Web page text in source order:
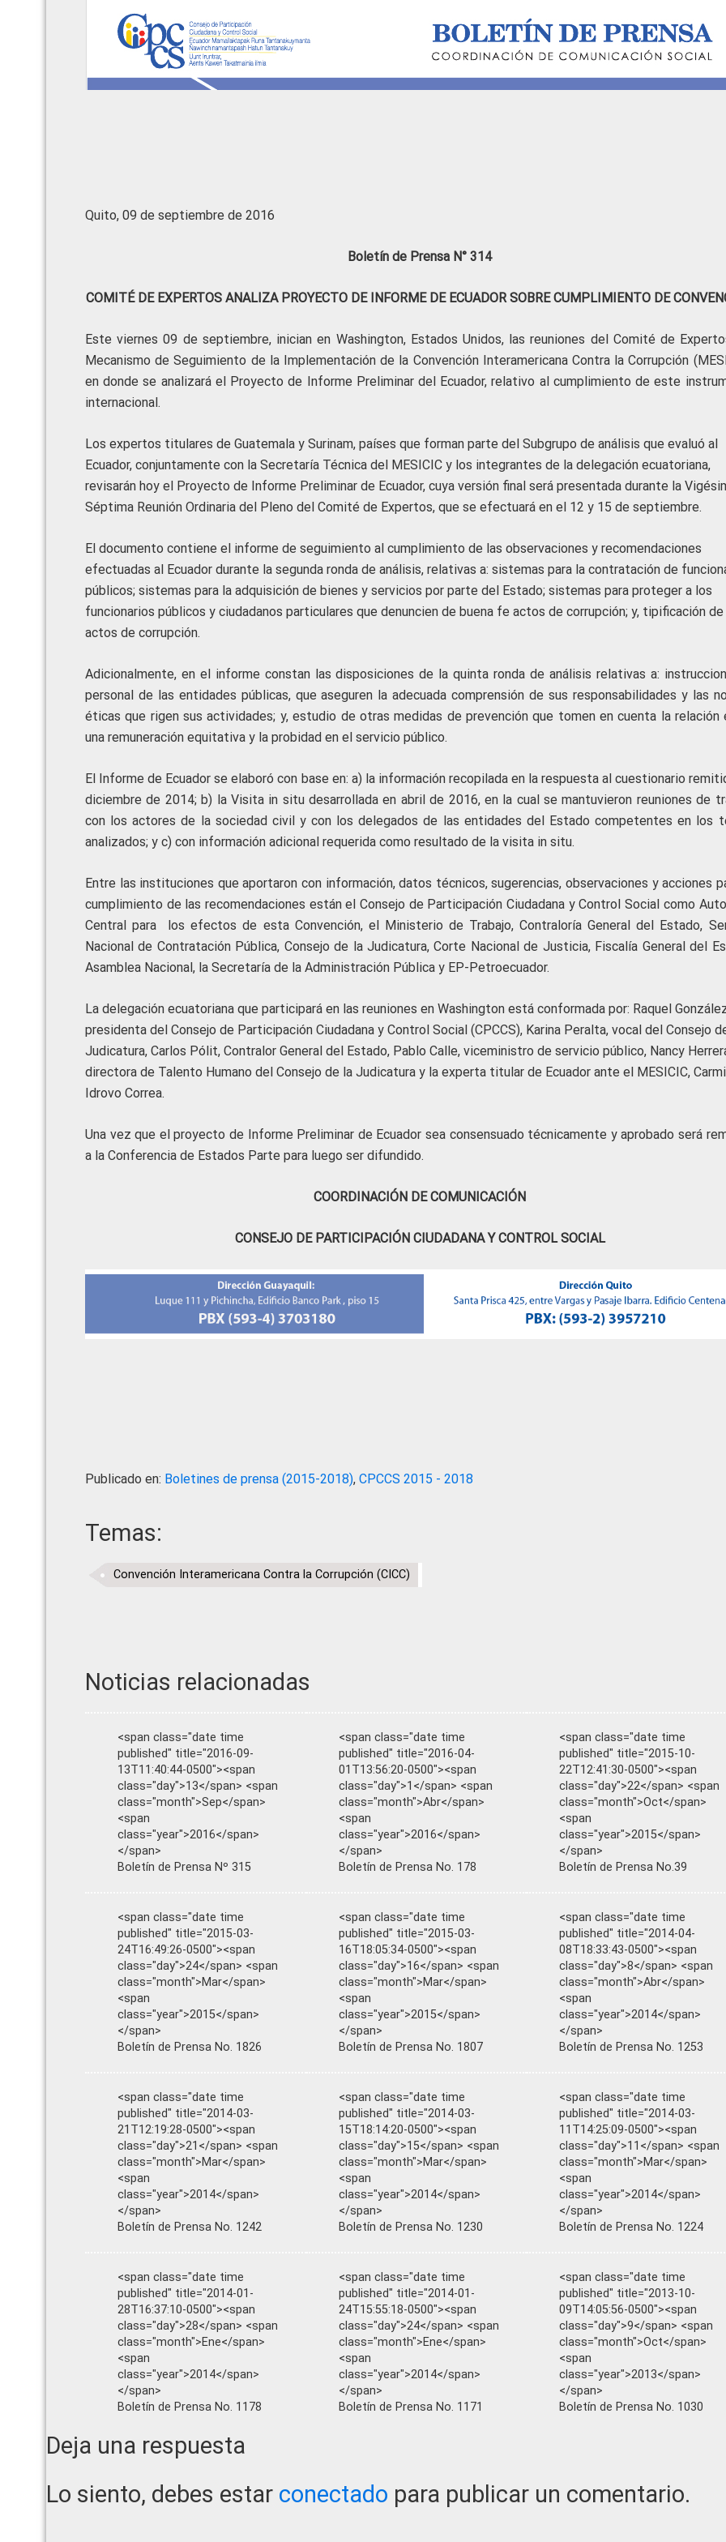
Quito, 09 de septiembre de 2016
Boletín de Prensa N° 314
COMITÉ DE EXPERTOS ANALIZA PROYECTO DE INFORME DE ECUADOR SOBRE CUMPLIMIENTO DE
Este viernes 09 de septiembre, inician en Washington, Estados Unidos, las reuniones del Comité de
Mecanismo de Seguimiento de la Implementación de la Convención Interamericana Contra la Corrupción
en donde se analizará el Proyecto de Informe Preliminar del Ecuador, relativo al cumplimiento de este
internacional.
Los expertos titulares de Guatemala y Surinam, países que forman parte del Subgrupo de análisis que evaluó al
Ecuador, conjuntamente con la Secretaría Técnica del MESICIC y los integrantes de la delegación ecuatoriana,
revisarán hoy el Proyecto de Informe Preliminar de Ecuador, cuya versión final será presentada durante la
Séptima Reunión Ordinaria del Pleno del Comité de Expertos, que se efectuará en el 12 y 15 de septiembre.
El documento contiene el informe de seguimiento al cumplimiento de las observaciones y recomendaciones
efectuadas al Ecuador durante la segunda ronda de análisis, relativas a: sistemas para la contratación de
públicos; sistemas para la adquisición de bienes y servicios por parte del Estado; sistemas para proteger a los
funcionarios públicos y ciudadanos particulares que denuncien de buena fe actos de corrupción; y, tipificación de
actos de corrupción.
Adicionalmente, en el informe constan las disposiciones de la quinta ronda de análisis relativas a:
personal de las entidades públicas, que aseguren la adecuada comprensión de sus responsabilidades y las
éticas que rigen sus actividades; y, estudio de otras medidas de prevención que tomen en cuenta la relación
una remuneración equitativa y la probidad en el servicio público.
El Informe de Ecuador se elaboró con base en: a) la información recopilada en la respuesta al cuestionario
diciembre de 2014; b) la Visita in situ desarrollada en abril de 2016, en la cual se mantuvieron reuniones de
con los actores de la sociedad civil y con los delegados de las entidades del Estado competentes en los
analizados; y c) con información adicional requerida como resultado de la visita in situ.
Entre las instituciones que aportaron con información, datos técnicos, sugerencias, observaciones y acciones
cumplimiento de las recomendaciones están el Consejo de Participación Ciudadana y Control Social como
Central para los efectos de esta Convención, el Ministerio de Trabajo, Contraloría General del Estado,
Nacional de Contratación Pública, Consejo de la Judicatura, Corte Nacional de Justicia, Fiscalía General del
Asamblea Nacional, la Secretaría de la Administración Pública y EP-Petroecuador.
La delegación ecuatoriana que participará en las reuniones en Washington está conformada por: Raquel
presidenta del Consejo de Participación Ciudadana y Control Social (CPCCS), Karina Peralta, vocal del Consejo
Judicatura, Carlos Pólit, Contralor General del Estado, Pablo Calle, viceministro de servicio público, Nancy
directora de Talento Humano del Consejo de la Judicatura y la experta titular de Ecuador ante el MESICIC,
Idrovo Correa.
Una vez que el proyecto de Informe Preliminar de Ecuador sea consensuado técnicamente y aprobado será
a la Conferencia de Estados Parte para luego ser difundido.
COORDINACIÓN DE COMUNICACIÓN
CONSEJO DE PARTICIPACIÓN CIUDADANA Y CONTROL SOCIAL
Publicado en: Boletines de prensa (2015-2018), CPCCS 2015 - 2018
Temas:
Convención Interamericana Contra la Corrupción (CICC)
Noticias relacionadas
<span class="date time
published" title="2016-09-
13T11:40:44-0500"><span
class="day">13</span> <span
class="month">Sep</span>
<span
class="year">2016</span>
</span>
Boletín de Prensa Nº 315
<span class="date time
published" title="2016-04-
01T13:56:20-0500"><span
class="day">1</span> <span
class="month">Abr</span>
<span
class="year">2016</span>
</span>
Boletín de Prensa No. 178
<span class="date time
published" title="2015-10-
22T12:41:30-0500"><span
class="day">22</span> <span
class="month">Oct</span>
<span
class="year">2015</span>
</span>
Boletín de Prensa No.39
<span class="date time
published" title="2015-03-
24T16:49:26-0500"><span
class="day">24</span> <span
class="month">Mar</span>
<span
class="year">2015</span>
</span>
Boletín de Prensa No. 1826
<span class="date time
published" title="2015-03-
16T18:05:34-0500"><span
class="day">16</span> <span
class="month">Mar</span>
<span
class="year">2015</span>
</span>
Boletín de Prensa No. 1807
<span class="date time
published" title="2014-04-
08T18:33:43-0500"><span
class="day">8</span> <span
class="month">Abr</span>
<span
class="year">2014</span>
</span>
Boletín de Prensa No. 1253
<span class="date time
published" title="2014-03-
21T12:19:28-0500"><span
class="day">21</span> <span
class="month">Mar</span>
<span
class="year">2014</span>
</span>
Boletín de Prensa No. 1242
<span class="date time
published" title="2014-03-
15T18:14:20-0500"><span
class="day">15</span> <span
class="month">Mar</span>
<span
class="year">2014</span>
</span>
Boletín de Prensa No. 1230
<span class="date time
published" title="2014-03-
11T14:25:09-0500"><span
class="day">11</span> <span
class="month">Mar</span>
<span
class="year">2014</span>
</span>
Boletín de Prensa No. 1224
<span class="date time
published" title="2014-01-
28T16:37:10-0500"><span
class="day">28</span> <span
class="month">Ene</span>
<span
class="year">2014</span>
</span>
Boletín de Prensa No. 1178
<span class="date time
published" title="2014-01-
24T15:55:18-0500"><span
class="day">24</span> <span
class="month">Ene</span>
<span
class="year">2014</span>
</span>
Boletín de Prensa No. 1171
<span class="date time
published" title="2013-10-
09T14:05:56-0500"><span
class="day">9</span> <span
class="month">Oct</span>
<span
class="year">2013</span>
</span>
Boletín de Prensa No. 1030
Reader
Interactions
Deja una respuesta
Lo siento, debes estar conectado para publicar un comentario.